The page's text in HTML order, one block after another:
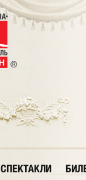
СПЕКТАКЛИ